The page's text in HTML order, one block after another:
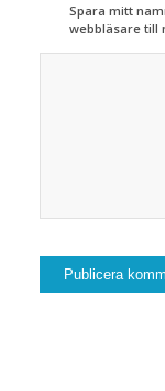
Spara mitt
webbläsare till